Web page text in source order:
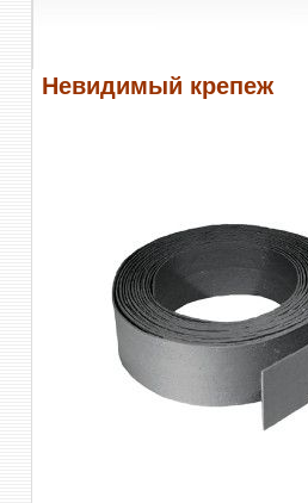
Невидимый крепеж